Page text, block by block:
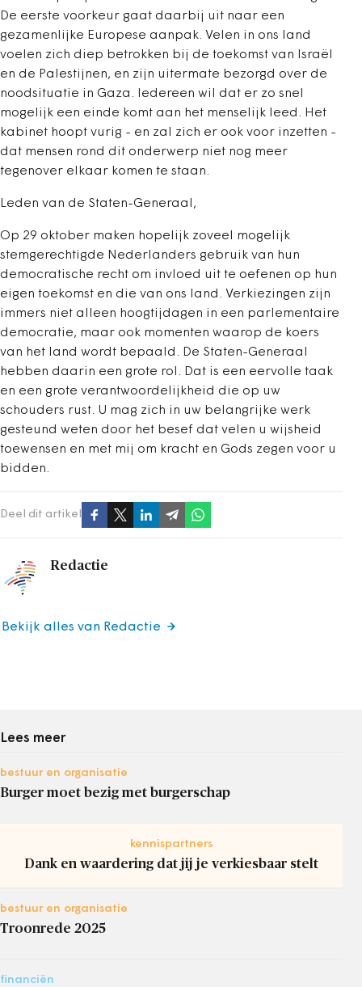
De eerste voorkeur gaat daarbij uit naar een
gezamenlijke Europese aanpak. Velen in ons land
voelen zich diep betrokken bij de toekomst van Israël
en de Palestijnen, en zijn uitermate bezorgd over de
noodsituatie in Gaza. Iedereen wil dat er zo snel
mogelijk een einde komt aan het menselijk leed. Het
kabinet hoopt vurig - en zal zich er ook voor inzetten -
dat mensen rond dit onderwerp niet nog meer
tegenover elkaar komen te staan.
Leden van de Staten-Generaal,
Op 29 oktober maken hopelijk zoveel mogelijk
stemgerechtigde Nederlanders gebruik van hun
democratische recht om invloed uit te oefenen op hun
eigen toekomst en die van ons land. Verkiezingen zijn
immers niet alleen hoogtijdagen in een parlementaire
democratie, maar ook momenten waarop de koers
van het land wordt bepaald. De Staten-Generaal
hebben daarin een grote rol. Dat is een eervolle taak
en een grote verantwoordelijkheid die op uw
schouders rust. U mag zich in uw belangrijke werk
gesteund weten door het besef dat velen u wijsheid
toewensen en met mij om kracht en Gods zegen voor u
bidden.
Deel dit artikel
Redactie
Bekijk alles van Redactie
Lees meer
bestuur en organisatie
Burger moet bezig met burgerschap
kennispartners
Dank en waardering dat jij je verkiesbaar stelt
bestuur en organisatie
Troonrede 2025
financiën